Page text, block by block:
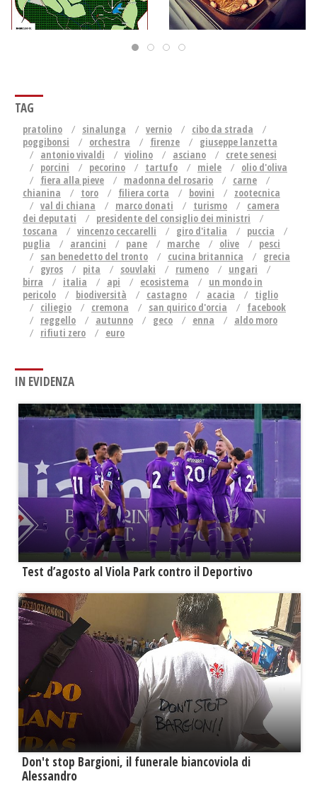
TAG
pratolino sinalunga vernio
cibo da strada
poggibonsi
orchestra firenze
giuseppe lanzetta
antonio vivaldi
violino asciano
crete senesi
porcini
pecorino tartufo miele
olio d'oliva
fiera alla pieve
madonna del rosario
carne
chianina
toro filiera corta bovini
zootecnica
val di chiana
marco donati turismo
camera
dei deputati
presidente del consiglio dei ministri
toscana
vincenzo ceccarelli giro d'italia
puccia
puglia
arancini pane marche olive
pesci
san benedetto del tronto
cucina britannica
grecia
gyros
pita souvlaki rumeno
ungari
birra
italia api ecosistema
un mondo in
pericolo
biodiversità castagno acacia
tiglio
ciliegio
cremona san quirico d'orcia
facebook
reggello
autunno geco enna
aldo moro
rifiuti zero
euro
IN EVIDENZA
Test d’agosto al Viola Park contro il Deportivo
Don't stop Bargioni, il funerale biancoviola di
Alessandro